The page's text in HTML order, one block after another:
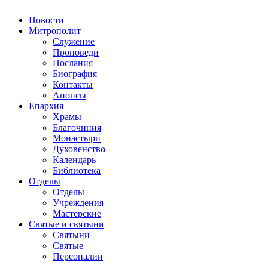
Новости
Митрополит
Служение
Проповеди
Послания
Биография
Контакты
Анонсы
Епархия
Храмы
Благочиния
Монастыри
Духовенство
Календарь
Библиотека
Отделы
Отделы
Учреждения
Мастерские
Святые и святыни
Cвятыни
Cвятые
Персоналии